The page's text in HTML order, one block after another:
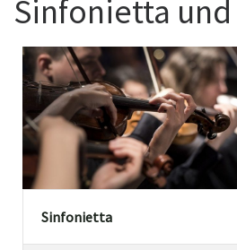
Sinfonietta und
Sinfonietta